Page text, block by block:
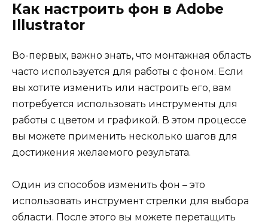
Как настроить фон в Adobe
Illustrator
Во-первых, важно знать, что монтажная область
часто используется для работы с фоном. Если
вы хотите изменить или настроить его, вам
потребуется использовать инструменты для
работы с цветом и графикой. В этом процессе
вы можете применить несколько шагов для
достижения желаемого результата.
Один из способов изменить фон – это
использовать инструмент стрелки для выбора
области. После этого вы можете перетащить